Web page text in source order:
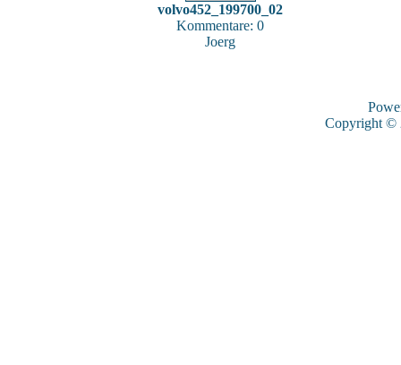
volvo452_199700_02
Kommentare: 0
Joerg
Copyright ©